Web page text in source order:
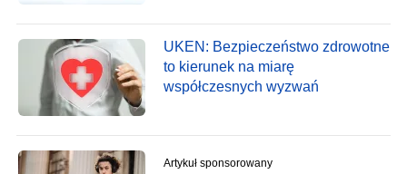
UKEN: Bezpieczeństwo zdrowotne
to kierunek na miarę
współczesnych wyzwań
Artykuł sponsorowany